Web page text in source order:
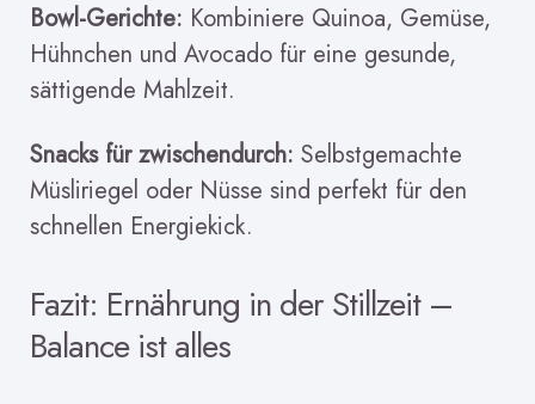
Bowl-Gerichte: Kombiniere Quinoa, Gemüse,
Hühnchen und Avocado für eine gesunde,
sättigende Mahlzeit.
Snacks für zwischendurch: Selbstgemachte
Müsliriegel oder Nüsse sind perfekt für den
schnellen Energiekick.
Fazit: Ernährung in der Stillzeit –
Balance ist alles